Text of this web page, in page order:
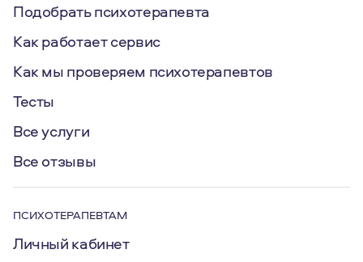
Подобрать психотерапевта
Как работает сервис
Как мы проверяем психотерапевтов
Тесты
Все услуги
Все отзывы
ПСИХОТЕРАПЕВТАМ
Личный кабинет